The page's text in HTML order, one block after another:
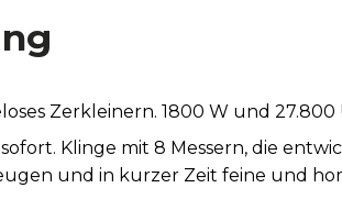
Zerkleinern. 1800 W und
Klinge mit 8 Messern, die
und in kurzer Zeit feine und